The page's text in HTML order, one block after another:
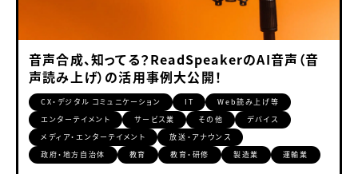
音声合成、知ってる？ReadSpeakerのAI音声（音
声読み上げ）の活用事例大公開！
CX・デジタル コミュニケーション IT
Web読み上げ等
エンターテイメント
サービス業 その他
デバイス
メディア・エンターテイメント
放送・アナウンス
政府・地方自治体
教育 教育・研修 製造業 運輸業